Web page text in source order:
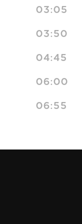
03:05
03:50
04:45
06:00
06:55